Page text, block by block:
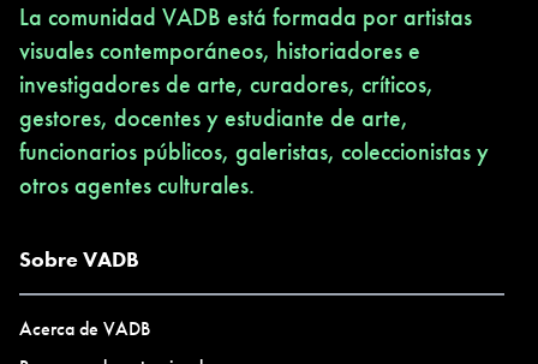
La comunidad VADB está formada por artistas
visuales contemporáneos, historiadores e
investigadores de arte, curadores, críticos,
gestores, docentes y estudiante de arte,
funcionarios públicos, galeristas, coleccionistas y
otros agentes culturales.
Sobre VADB
Acerca de VADB